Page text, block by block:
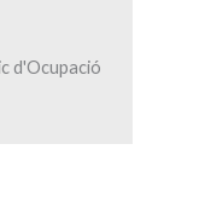
d'Ocupació